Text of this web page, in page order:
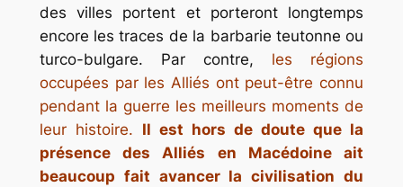
des villes portent et porteront longtemps
encore les traces de la barbarie teutonne ou
turco-bulgare. Par contre, les régions
occupées par les Alliés ont peut-être connu
pendant la guerre les meilleurs moments de
leur histoire. Il est hors de doute que la
présence des Alliés en Macédoine ait
beaucoup fait avancer la civilisation du